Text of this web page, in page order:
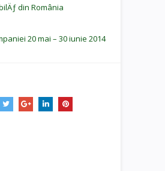
din România
20 mai – 30 iunie 2014